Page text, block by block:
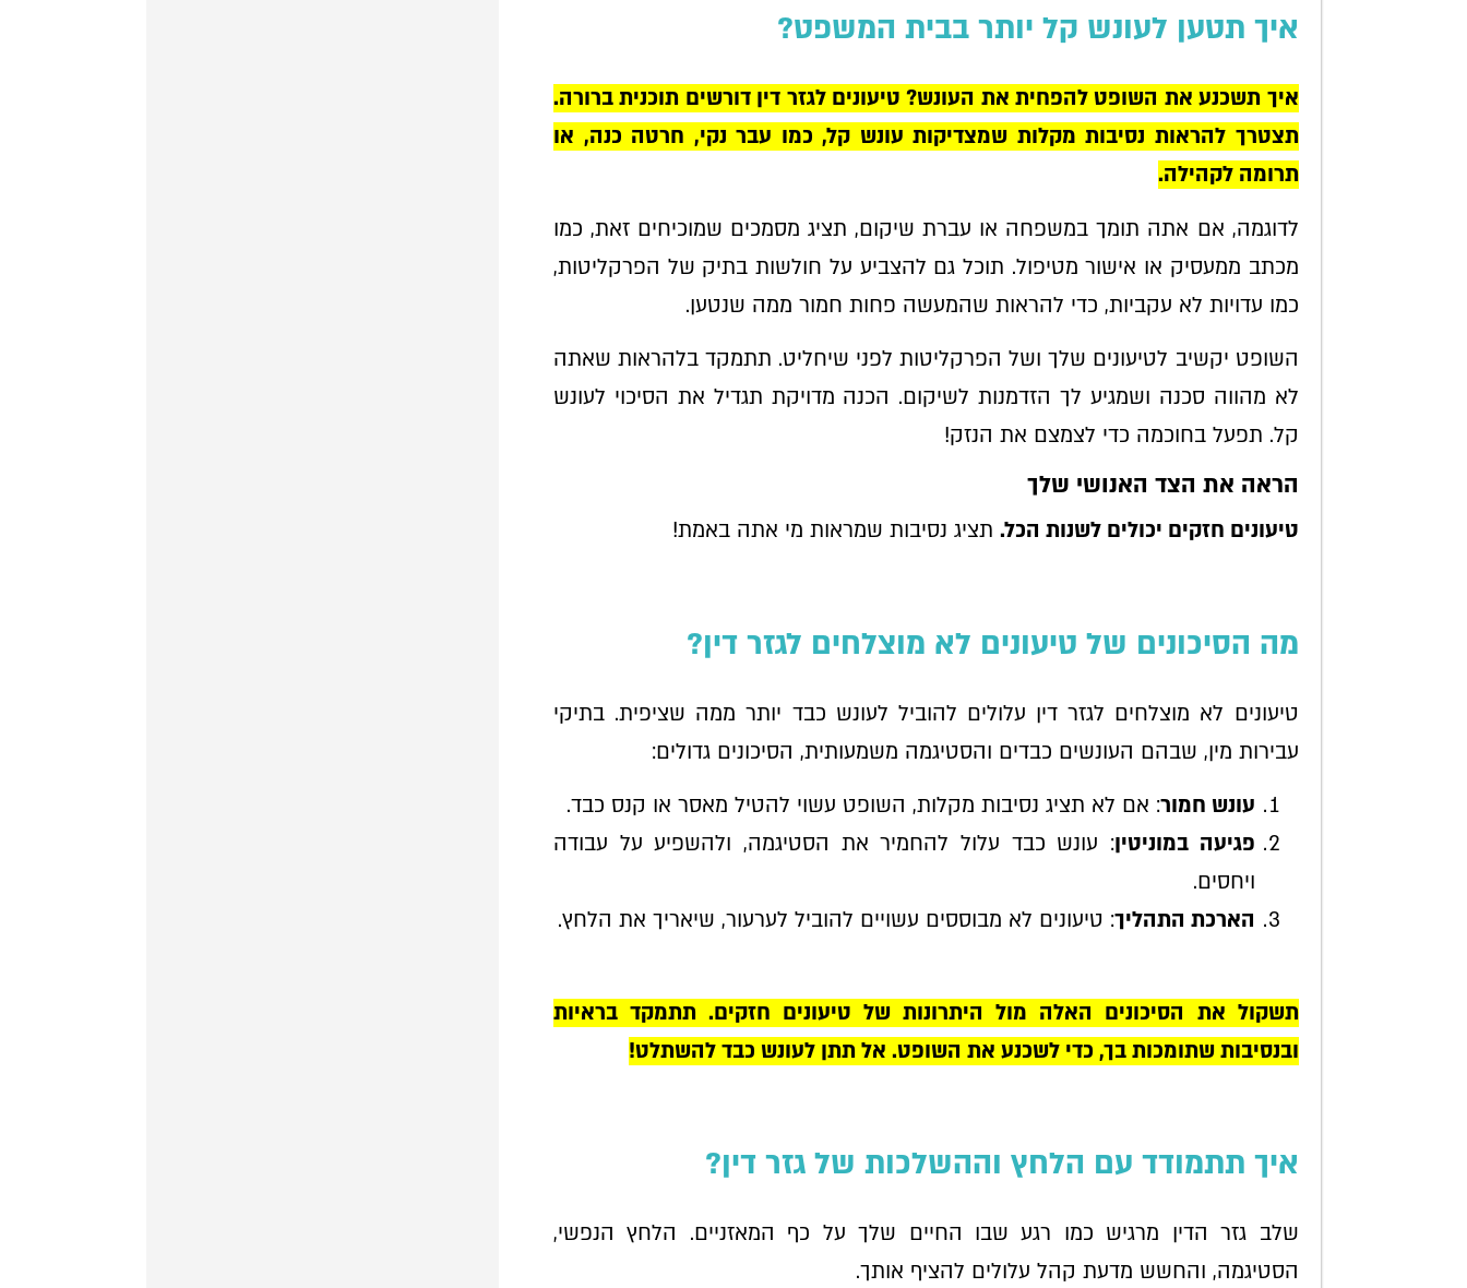
איך תטען לעונש קל יותר בבית המשפט?
איך תשכנע את השופט להפחית את העונש? טיעונים לגזר דין דורשים תוכנית ברורה.
תצטרך להראות נסיבות מקלות שמצדיקות עונש קל, כמו עבר נקי, חרטה כנה, או
תרומה לקהילה.
לדוגמה, אם אתה תומך במשפחה או עברת שיקום, תציג מסמכים שמוכיחים זאת, כמו
מכתב ממעסיק או אישור מטיפול. תוכל גם להצביע על חולשות בתיק של הפרקליטות,
כמו עדויות לא עקביות, כדי להראות שהמעשה פחות חמור ממה שנטען.
השופט יקשיב לטיעונים שלך ושל הפרקליטות לפני שיחליט. תתמקד בלהראות שאתה
לא מהווה סכנה ושמגיע לך הזדמנות לשיקום. הכנה מדויקת תגדיל את הסיכוי לעונש
קל. תפעל בחוכמה כדי לצמצם את הנזק!
הראה את הצד האנושי שלך
טיעונים חזקים יכולים לשנות הכל. תציג נסיבות שמראות מי אתה באמת!
מה הסיכונים של טיעונים לא מוצלחים לגזר דין?
טיעונים לא מוצלחים לגזר דין עלולים להוביל לעונש כבד יותר ממה שציפית. בתיקי
עבירות מין, שבהם העונשים כבדים והסטיגמה משמעותית, הסיכונים גדולים:
עונש חמור: אם לא תציג נסיבות מקלות, השופט עשוי להטיל מאסר או קנס כבד.
פגיעה במוניטין: עונש כבד עלול להחמיר את הסטיגמה, ולהשפיע על עבודה
ויחסים.
הארכת התהליך: טיעונים לא מבוססים עשויים להוביל לערעור, שיאריך את הלחץ.
תשקול את הסיכונים האלה מול היתרונות של טיעונים חזקים. תתמקד בראיות
ובנסיבות שתומכות בך, כדי לשכנע את השופט. אל תתן לעונש כבד להשתלט!
איך תתמודד עם הלחץ וההשלכות של גזר דין?
שלב גזר הדין מרגיש כמו רגע שבו החיים שלך על כף המאזניים. הלחץ הנפשי,
הסטיגמה, והחשש מדעת קהל עלולים להציף אותך.